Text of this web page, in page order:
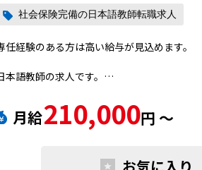
社会保険完備の日本語教師転職求人
任経験のある方は高い給与が見込めます。
本語教師の求人です。
日本語教師で転職のために求人を探している皆
質問などございましたら、お気軽へお問い
月給210,000円 〜